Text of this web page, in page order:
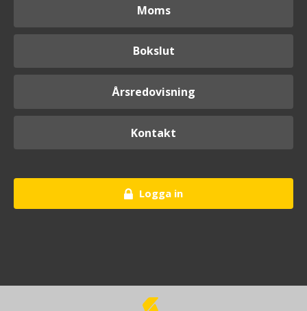
Moms
Bokslut
Årsredovisning
Kontakt
Logga in